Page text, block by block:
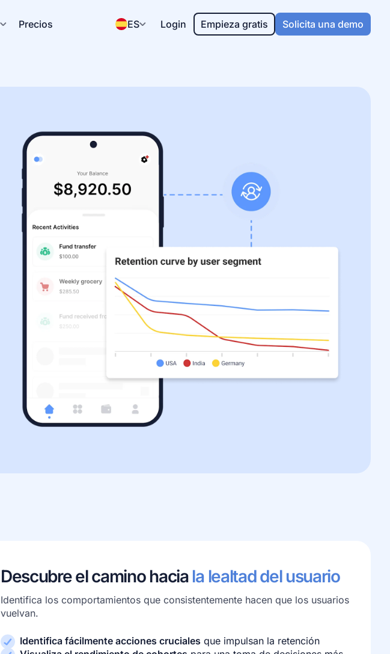
Precios ES Login Empieza gratis Solicita una demo
Descubre el camino hacia la lealtad del usuario
Identifica los comportamientos que consistentemente hacen que los usuarios
vuelvan.
Identifica fácilmente acciones cruciales que impulsan la retención